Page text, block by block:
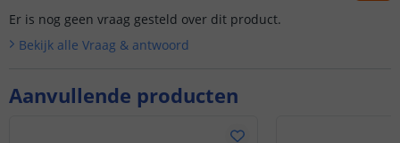
Aanvullende producten
Er is nog geen vraag gesteld over dit product.
Bekijk alle Vraag & antwoord